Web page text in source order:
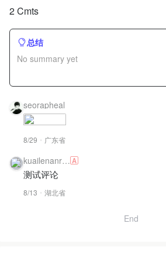
2 Cmts
总结
No summary yet
seorapheal
8/29 广东省
kuailenanre
n
A
测试评论
8/13 湖北省
End